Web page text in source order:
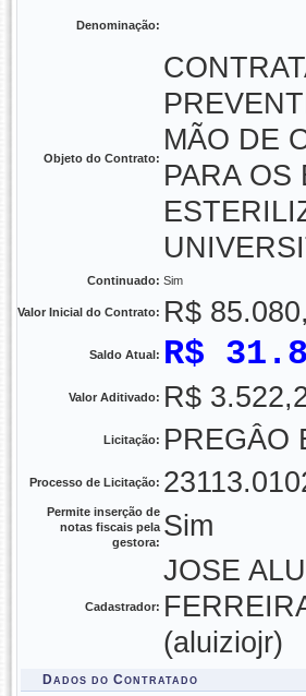
Denominação:
Objeto do Contrato:
MÃO DE
PARA OS
Continuado: Sim
Valor Inicial do Contrato: R$
Saldo Atual: R$
Valor Aditivado: R$
Licitação: PREGÂO
Processo de Licitação:
Permite inserção de
notas fiscais pela
gestora: Sim
Cadastrador:
JOSE
(aluiziojr)
Dados do Contratado